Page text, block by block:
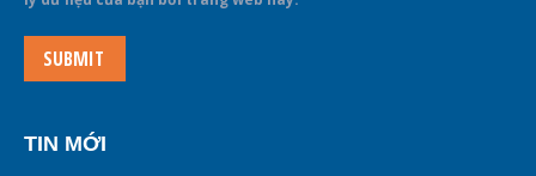
SUBMIT
TIN MỚI